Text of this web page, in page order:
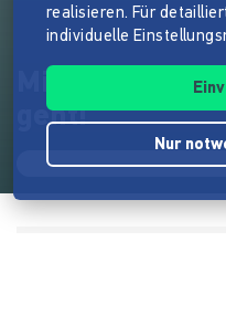
Mit der Sonne
geht!
realisieren. Für
individuelle
Nur